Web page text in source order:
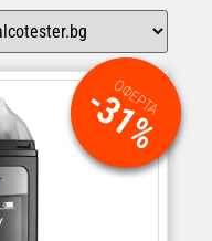
ОФЕРТА
-31%